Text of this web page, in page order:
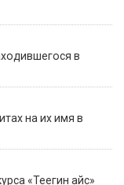
в
на их имя в
«Теегин айс»